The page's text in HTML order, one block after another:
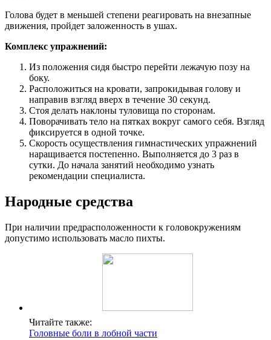
Голова будет в меньшей степени реагировать на внезапные
движения, пройдет заложенность в ушах.
Комплекс упражнений:
Из положения сидя быстро перейти лежачую позу на
боку.
Расположиться на кровати, запрокидывая голову и
направив взгляд вверх в течение 30 секунд.
Стоя делать наклоны туловища по сторонам.
Поворачивать тело на пятках вокруг самого себя. Взгляд
фиксируется в одной точке.
Скорость осуществления гимнастических упражнений
наращивается постепенно. Выполняется до 3 раз в
сутки. До начала занятий необходимо узнать
рекомендации специалиста.
Народные средства
При наличии предрасположенности к головокружениям
допустимо использовать масло пихты.
Читайте также:
Головные боли в лобной части